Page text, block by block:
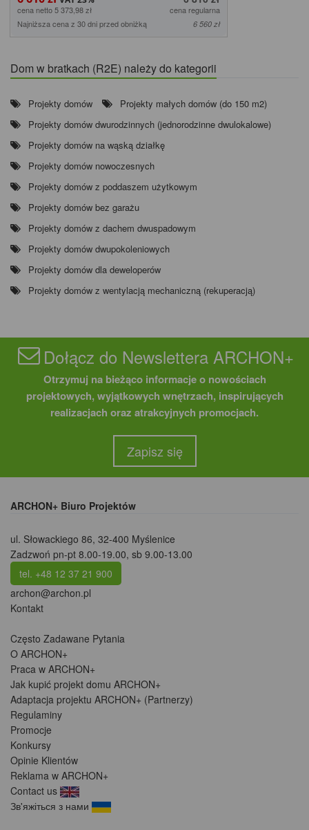
cena netto 5 373,98 zł
cena regularna
Najniższa cena z 30 dni przed obniżką
6 560 zł
Dom w bratkach (R2E) należy do kategorii
Projekty domów
Projekty małych domów (do 150 m2)
Projekty domów dwurodzinnych (jednorodzinne dwulokalowe)
Projekty domów na wąską działkę
Projekty domów nowoczesnych
Projekty domów z poddaszem użytkowym
Projekty domów bez garażu
Projekty domów z dachem dwuspadowym
Projekty domów dwupokoleniowych
Projekty domów dla deweloperów
Projekty domów z wentylacją mechaniczną (rekuperacją)
Dołącz do Newslettera ARCHON+
Otrzymuj na bieżąco informacje o nowościach
projektowych, wyjątkowych wnętrzach, inspirujących
realizacjach oraz atrakcyjnych promocjach.
Zapisz się
ARCHON+ Biuro Projektów
ul. Słowackiego 86, 32-400 Myślenice
Zadzwoń pn-pt 8.00-19.00, sb 9.00-13.00
tel. +48 12 37 21 900
archon@archon.pl
Kontakt
Często Zadawane Pytania
O ARCHON+
Praca w ARCHON+
Jak kupić projekt domu ARCHON+
Adaptacja projektu ARCHON+ (Partnerzy)
Regulaminy
Promocje
Konkursy
Opinie Klientów
Reklama w ARCHON+
Contact us
Зв'яжіться з нами